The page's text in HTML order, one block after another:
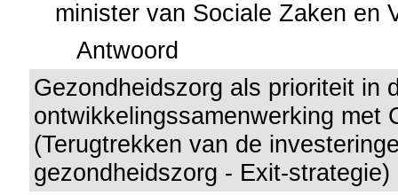
minister van Sociale Zaken en
Antwoord
Gezondheidszorg als prioriteit in
ontwikkelingssamenwerking met
(Terugtrekken van de
gezondheidszorg - Exit-strategie)